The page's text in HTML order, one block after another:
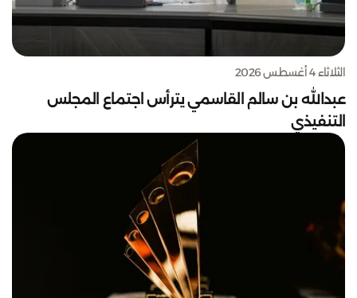
الثلاثاء 4 أغسطس 2026
عبدالله بن سالم القاسمي يترأس اجتماع المجلس
التنفيذي